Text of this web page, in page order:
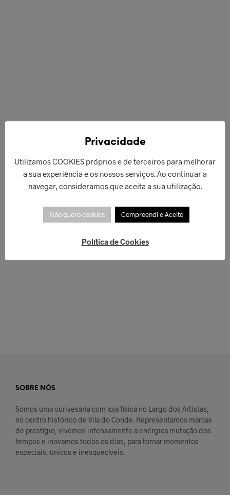
SOBRE NÓS
Somos uma ourivesaria com loja física no Largo dos Artistas,
no centro histórico de Vila do Conde. Representamos marcas
de prestígio, vivemos intensamente a enérgica mutação dos
tempos e inovamos todos os dias, para tornar momentos
especiais, únicos e inesquecíveis.
Privacidade
Utilizamos COOKIES próprios e de terceiros para melhorar
a sua experiência e os nossos serviços. Ao continuar a
navegar, consideramos que aceita a sua utilização.
Não quero cookies Compreendi e Aceito
Política de Cookies